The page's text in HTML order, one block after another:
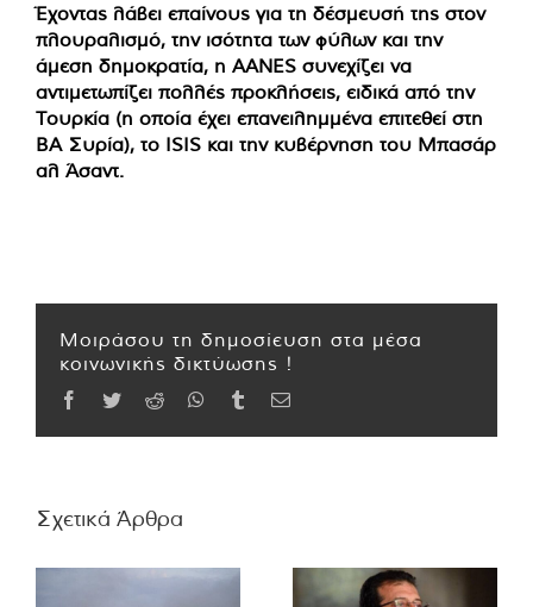
Έχοντας λάβει επαίνους για τη δέσμευσή της στον
πλουραλισμό, την ισότητα των φύλων και την
άμεση δημοκρατία, η AANES συνεχίζει να
αντιμετωπίζει πολλές προκλήσεις, ειδικά από την
Τουρκία (η οποία έχει επανειλημμένα επιτεθεί στη
ΒΑ Συρία), το ISIS και την κυβέρνηση του Μπασάρ
αλ Άσαντ.
Μοιράσου τη δημοσίευση στα μέσα
κοινωνικής δικτύωσης !
Facebook
TwitterReddit WhatsApp
TumblrEmail
Σχετικά Άρθρα